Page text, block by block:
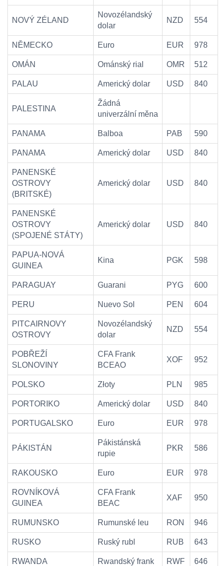
NOVÝ ZÉLAND
Novozélandský
dolar
NZD 554
NĚMECKO Euro EUR 978
OMÁN Ománský rial OMR 512
PALAU Americký dolar USD 840
PALESTINA
Žádná
univerzální měna
PANAMA Balboa PAB 590
PANAMA Americký dolar USD 840
PANENSKÉ
OSTROVY
(BRITSKÉ)
Americký dolar USD 840
PANENSKÉ
OSTROVY
(SPOJENÉ STÁTY)
Americký dolar USD 840
PAPUA-NOVÁ
GUINEA
Kina PGK 598
PARAGUAY Guarani PYG 600
PERU Nuevo Sol PEN 604
PITCAIRNOVY
OSTROVY
Novozélandský
dolar
NZD 554
POBŘEŽÍ
SLONOVINY
CFA Frank
BCEAO
XOF 952
POLSKO Złoty PLN 985
PORTORIKO Americký dolar USD 840
PORTUGALSKO Euro EUR 978
PÁKISTÁN
Pákistánská
rupie
PKR 586
RAKOUSKO Euro EUR 978
ROVNÍKOVÁ
GUINEA
CFA Frank
BEAC
XAF 950
RUMUNSKO Rumunské leu RON 946
RUSKO Ruský rubl RUB 643
RWANDA Rwandský frank RWF 646